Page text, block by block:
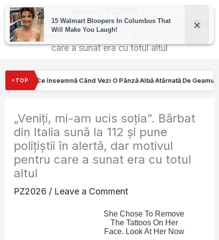
Skip
content
„Veniți, mi-am ucis soția”. Bărbat din Italia sună la
112 și pune polițiștii în alertă, dar motivul pentru
care a sunat era cu totul altul
TOP
O Pânză Albă Atârnată De Geamul Unei Mașini. Semnalul…
„Veniți, mi-am ucis soția”. Bărbat
din Italia sună la 112 și pune
polițiștii în alertă, dar motivul
pentru care a sunat era cu totul
altul
PZ2026 / Leave a Comment